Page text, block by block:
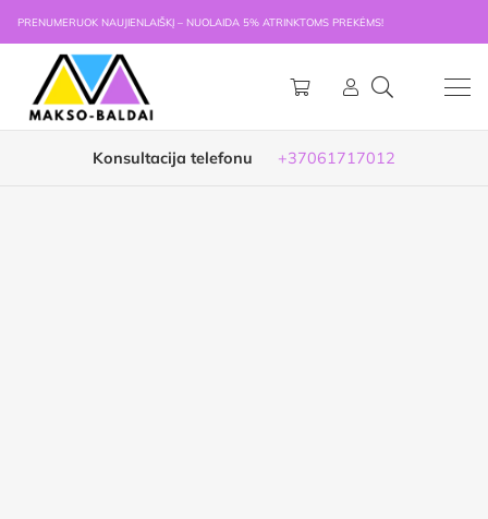
PRENUMERUOK NAUJIENLAIŠKĮ – NUOLAIDA 5% ATRINKTOMS PREKĖMS!
Konsultacija telefonu +37061717012